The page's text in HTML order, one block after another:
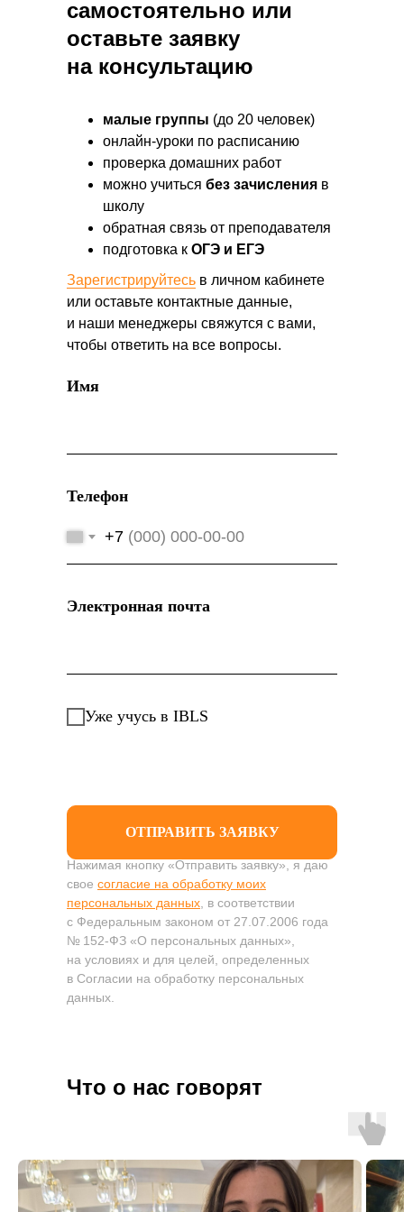
самостоятельно или
оставьте заявку
на консультацию
малые группы (до 20 человек)
онлайн-уроки по расписанию
проверка домашних работ
можно учиться без зачисления в
школу
обратная связь от преподавателя
подготовка к ОГЭ и ЕГЭ
Имя
Телефон
+7
Электронная почта
Уже учусь в IBLS
ОТПРАВИТЬ ЗАЯВКУ
Нажимая кнопку «Отправить заявку», я даю
свое согласие на обработку моих
персональных данных , в соответствии
с Федеральным законом от 27.07.2006 года
№ 152-ФЗ «О персональных данных»,
на условиях и для целей, определенных
в Согласии на обработку персональных
данных.
Зарегистрируйтесь в личном кабинете
или оставьте контактные данные,
и наши менеджеры свяжутся с вами,
чтобы ответить на все вопросы.
Что о нас говорят